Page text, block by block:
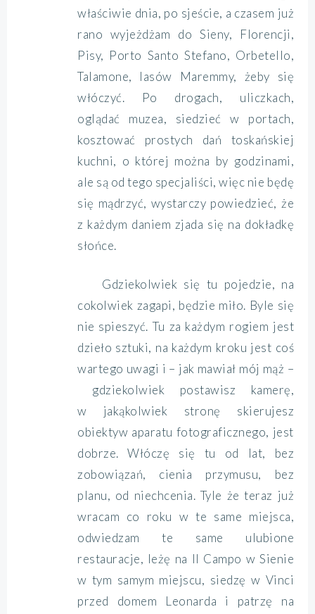
właściwie dnia, po sjeście, a czasem już
rano wyjeżdżam do Sieny, Florencji,
Pisy, Porto Santo Stefano, Orbetello,
Talamone, lasów Maremmy, żeby się
włóczyć. Po drogach, uliczkach,
oglądać muzea, siedzieć w portach,
kosztować prostych dań toskańskiej
kuchni, o której można by godzinami,
ale są od tego specjaliści, więc nie będę
się mądrzyć, wystarczy powiedzieć, że
z każdym daniem zjada się na dokładkę
słońce.
Gdziekolwiek się tu pojedzie, na
cokolwiek zagapi, będzie miło. Byle się
nie spieszyć. Tu za każdym rogiem jest
dzieło sztuki, na każdym kroku jest coś
wartego uwagi i – jak mawiał mój mąż –
gdziekolwiek postawisz kamerę,
w jakąkolwiek stronę skierujesz
obiektyw aparatu fotograficznego, jest
dobrze. Włóczę się tu od lat, bez
zobowiązań, cienia przymusu, bez
planu, od niechcenia. Tyle że teraz już
wracam co roku w te same miejsca,
odwiedzam te same ulubione
restauracje, leżę na Il Campo w Sienie
w tym samym miejscu, siedzę w Vinci
przed domem Leonarda i patrzę na